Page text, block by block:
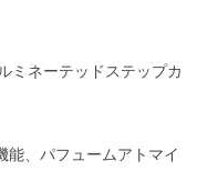
ミネーテッドステップカ
能、パフュームアトマイ